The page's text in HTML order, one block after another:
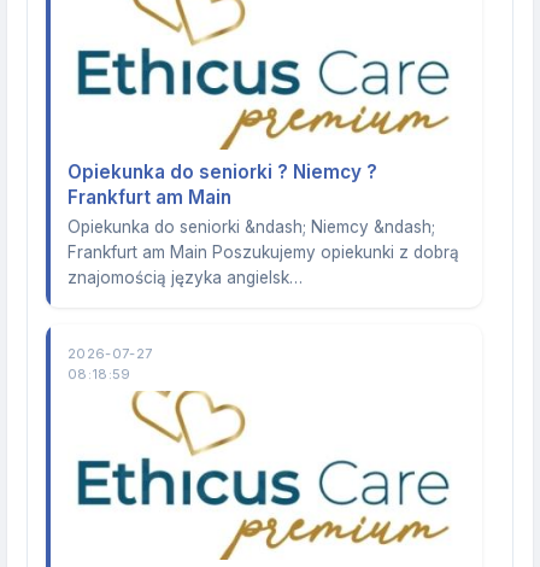
Opiekunka do seniorki ? Niemcy ?
Frankfurt am Main
Opiekunka do seniorki &ndash; Niemcy &ndash;
Frankfurt am Main Poszukujemy opiekunki z dobrą
znajomością języka angielsk…
2026-07-27
08:18:59